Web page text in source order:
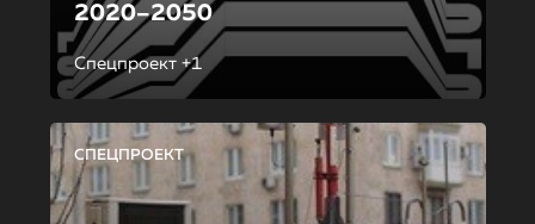
2020–2050
Спецпроект +1
СПЕЦПРОЕКТ